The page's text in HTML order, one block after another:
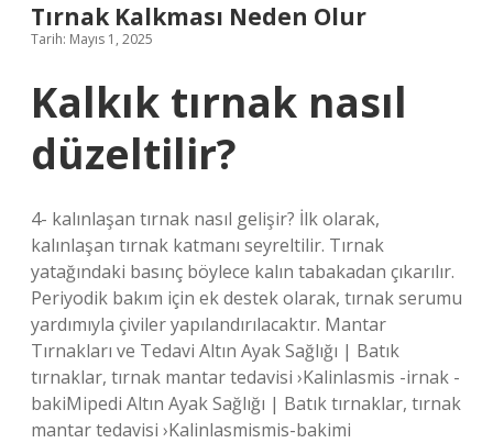
Tırnak Kalkması Neden Olur
Tarih: Mayıs 1, 2025
Kalkık tırnak nasıl
düzeltilir?
4- kalınlaşan tırnak nasıl gelişir? İlk olarak,
kalınlaşan tırnak katmanı seyreltilir. Tırnak
yatağındaki basınç böylece kalın tabakadan çıkarılır.
Periyodik bakım için ek destek olarak, tırnak serumu
yardımıyla çiviler yapılandırılacaktır. Mantar
Tırnakları ve Tedavi Altın Ayak Sağlığı | Batık
tırnaklar, tırnak mantar tedavisi ›Kalinlasmis -irnak -
bakiMipedi Altın Ayak Sağlığı | Batık tırnaklar, tırnak
mantar tedavisi ›Kalinlasmismis-bakimi